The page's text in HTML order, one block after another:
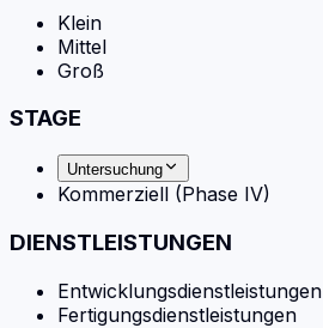
Klein
Mittel
Groß
STAGE
Untersuchung
Kommerziell (Phase IV)
DIENSTLEISTUNGEN
Entwicklungsdienstleistungen
Fertigungsdienstleistungen